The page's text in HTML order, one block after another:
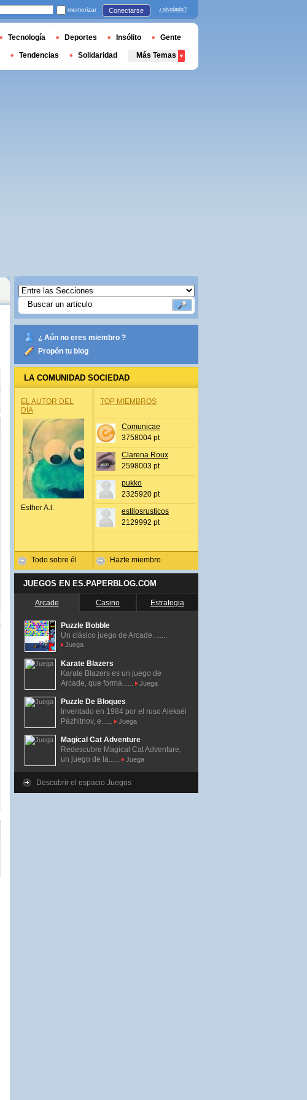
¿ Aún no eres miembro ?
Propón tu blog
LA COMUNIDAD SOCIEDAD
EL AUTOR DEL
DÍA
Esther A.l.
Todo sobre él
TOP MIEMBROS
Comunicae
3758004 pt
Clarena Roux
2598003 pt
pukko
2325920 pt
estilosrusticos
2129992 pt
Hazte miembro
JUEGOS EN ES.PAPERBLOG.COM
Arcade Casino Estrategia
Puzzle Bobble
Un clásico juego de Arcade. ......
Juega
Karate Blazers
Karate Blazers es un juego de
Arcade, que forma......
Juega
Puzzle De Bloques
Inventado en 1984 por el ruso Alekséi
Pázhitnov, e......
Juega
Magical Cat Adventure
Redescubre Magical Cat Adventure,
un juego de la......
Juega
Descubrir el espacio Juegos
memorizar Conectarse ¿olvidado?
Tecnología Deportes Insólito Gente
Tendencias Solidaridad Más Temas